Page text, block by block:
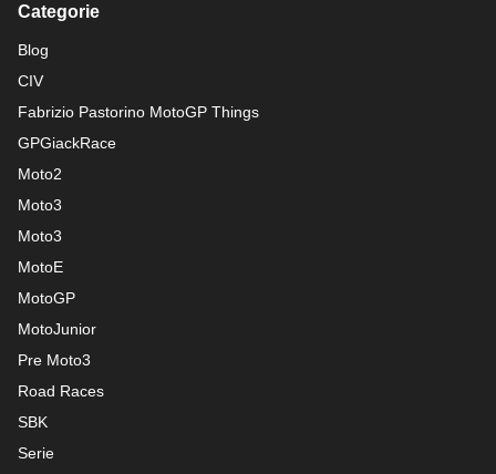
Categorie
Blog
CIV
Fabrizio Pastorino MotoGP Things
GPGiackRace
Moto2
Moto3
Moto3
MotoE
MotoGP
MotoJunior
Pre Moto3
Road Races
SBK
Serie